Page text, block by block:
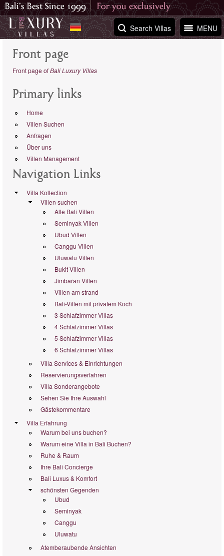
MENU
Search Villas
Front page
Front page ofBali Luxury Villas
Primary links
Home
Villen Suchen
Anfragen
Über uns
Villen Management
Navigation Links
Villa Kollection
Villen suchen
Alle Bali Villen
Seminyak Villen
Ubud Villen
Canggu Villen
Uluwatu Villen
Bukit Villen
Jimbaran Villen
Villen am strand
Bali-Villen mit privatem Koch
3 Schlafzimmer Villas
4 Schlafzimmer Villas
5 Schlafzimmer Villas
6 Schlafzimmer Villas
Villa Services & Einrichtungen
Reservierungsverfahren
Villa Sonderangebote
Sehen Sie Ihre Auswahl
Gästekommentare
Villa Erfahrung
Warum bei uns buchen?
Warum eine Villa in Bali Buchen?
Ruhe & Raum
Ihre Bali Concierge
Bali Luxus & Komfort
schönsten Gegenden
Ubud
Seminyak
Canggu
Uluwatu
Atemberaubende Ansichten